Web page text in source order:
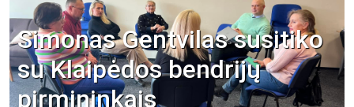
Simonas Gentvilas susitiko
su Klaipėdos bendrijų
pirmininkais